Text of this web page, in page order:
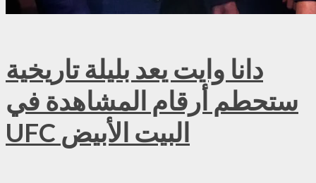
دانا وايت يعد بليلة تاريخية
ستحطم أرقام المشاهدة في
UFC البيت الأبيض